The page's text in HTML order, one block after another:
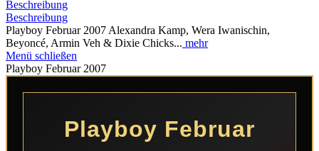
Beschreibung
Beschreibung
Playboy Februar 2007 Alexandra Kamp, Wera Iwanischin,
Beyoncé, Armin Veh & Dixie Chicks... mehr
Menü schließen
Playboy Februar 2007
Playboy Februar